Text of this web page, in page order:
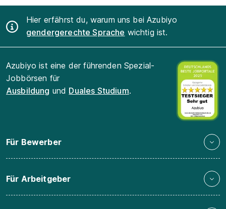
Hier erfährst du, warum uns bei Azubiyo
gendergerechte Sprache wichtig ist.
Azubiyo ist eine der führenden Spezial-
Jobbörsen für
Ausbildung und Duales Studium.
Für Bewerber
Für Arbeitgeber